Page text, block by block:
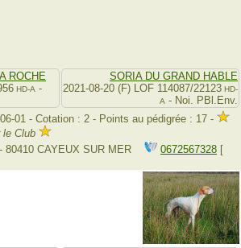
ROCHE
HD-A -
SORIA DU GRAND HABLE
2021-08-20 (F) LOF 114087/22123 HD-
A - Noi. PBl.Env.
01 - Cotation : 2 - Points au pédigrée : 17 -
le Club
80410 CAYEUX SUR MER
0672567328 [